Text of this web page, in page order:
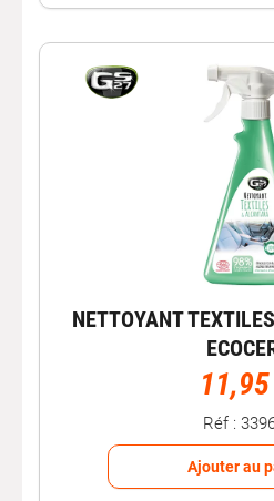
NETTOYANT
Réf :
Ajouter au